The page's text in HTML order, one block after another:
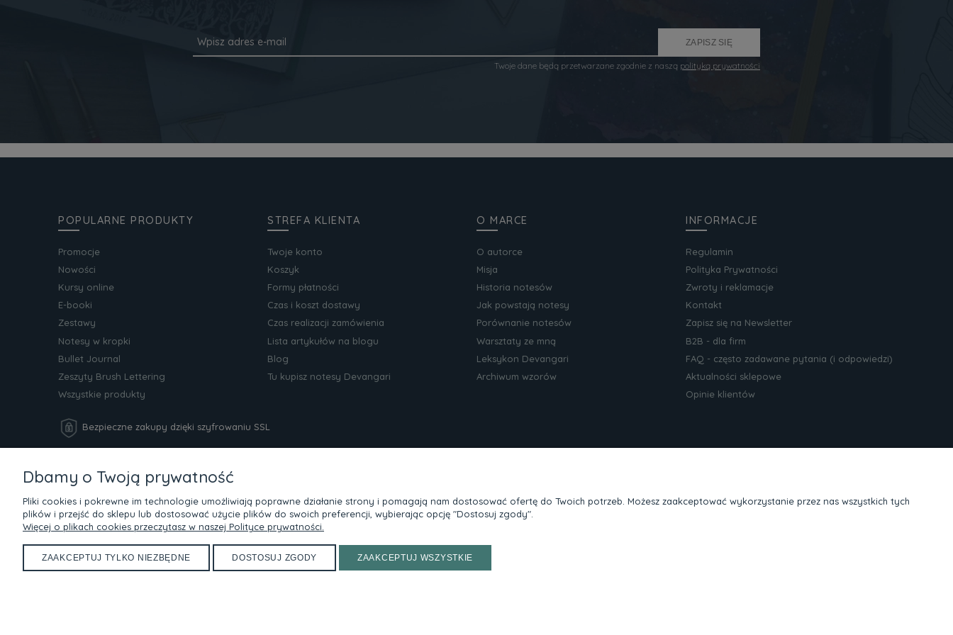
ZAPISZ SIĘ
Twoje dane będą przetwarzane zgodnie z naszą polityką prywatności
POPULARNE PRODUKTY
Promocje
Nowości
Kursy online
E-booki
Zestawy
Notesy w kropki
Bullet Journal
Zeszyty Brush Lettering
Wszystkie produkty
STREFA KLIENTA
Twoje konto
Koszyk
Formy płatności
Czas i koszt dostawy
Czas realizacji zamówienia
Lista artykułów na blogu
Blog
Tu kupisz notesy Devangari
O MARCE
O autorce
Misja
Historia notesów
Jak powstają notesy
Porównanie notesów
Warsztaty ze mną
Leksykon Devangari
Archiwum wzorów
INFORMACJE
Regulamin
Polityka Prywatności
Zwroty i reklamacje
Kontakt
Zapisz się na Newsletter
B2B - dla firm
FAQ - często zadawane pytania (i odpowiedzi)
Aktualności sklepowe
Opinie klientów
Bezpieczne zakupy dzięki szyfrowaniu SSL
Devangari w social media
Masz pytanie?Skontaktuj się ze mną.Napisz lub zadzwoń, chętnie odpowiem!
✉ info@devangari-art.pl
Dbamy o Twoją prywatność
Pliki cookies i pokrewne im technologie umożliwiają poprawne działanie strony i pomagają nam dostosować ofertę do Twoich potrzeb. Możesz zaakceptować wykorzystanie przez nas wszystkich tych
plików i przejść do sklepu lub dostosować użycie plików do swoich preferencji, wybierając opcję "Dostosuj zgody".
Więcej o plikach cookies przeczytasz w naszej Polityce prywatności.
ZAAKCEPTUJ TYLKO NIEZBĘDNE DOSTOSUJ ZGODY ZAAKCEPTUJ WSZYSTKIE